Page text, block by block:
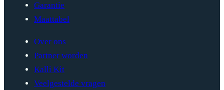
Garantie
Maattabel
Over ons
Partner worden
Kalli Kit
Veelgestelde vragen